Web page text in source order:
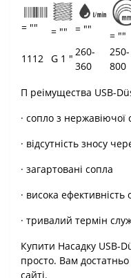
= "" = "" = ""
= ""
1112 G 1 "
260-
360
250-
800
П реімущества USB-
· сопло з нержавіючої
· відсутність зносу
· загартовані сопла
· висока
· тривалий термін
Купити Насадку USB-
просто. Вам
сайті.